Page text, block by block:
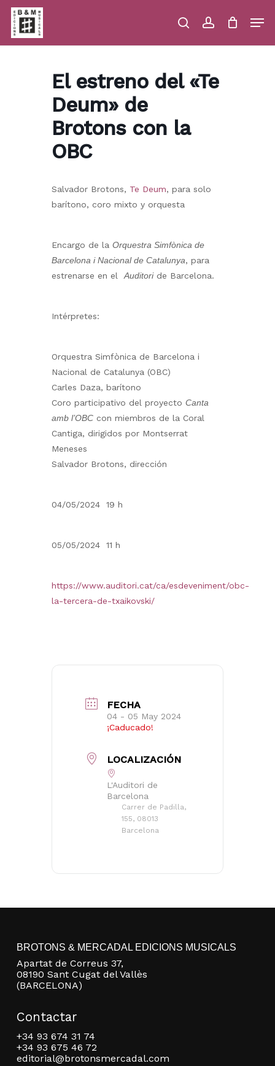
Skip
main
content
searchaccount
Close
No hay productos en el carrito.
El estreno del «Te
Deum» de
Brotons con la
OBC
Salvador Brotons, Te Deum, para solo
barítono, coro mixto y orquesta
Encargo de la Orquestra Simfònica de
Barcelona i Nacional de Catalunya, para
estrenarse en el Auditoride Barcelona.
Intérpretes:
Orquestra Simfònica de Barcelona i
Nacional de Catalunya (OBC)
Carles Daza, barítono
Coro participativo del proyecto Canta
amb l’OBC con miembros de la Coral
Cantiga, dirigidos por Montserrat
Meneses
Salvador Brotons, dirección
04/05/2024 19 h
05/05/2024 11 h
https://www.auditori.cat/ca/esdeveniment/obc-
la-tercera-de-txaikovski/
FECHA
04 - 05 May 2024
¡Caducado!
LOCALIZACIÓN
L'Auditori de
Barcelona
Carrer de Padilla,
155, 08013
Barcelona
BROTONS & MERCADAL EDICIONS MUSICALS
Apartat de Correus 37,
08190 Sant Cugat del Vallès
(BARCELONA)
Contactar
+34 93 674 31 74
+34 93 675 46 72
editorial@brotonsmercadal.com
Menu